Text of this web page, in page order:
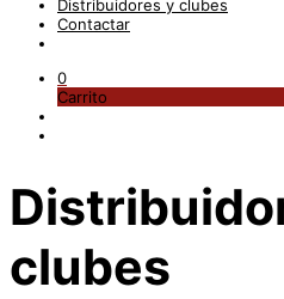
Distribuidores y clubes
Contactar
0
Carrito
clubes